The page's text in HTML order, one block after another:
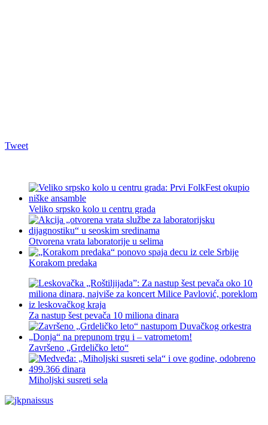
Tweet
Veliko srpsko kolo u centru grada
Otvorena vrata laboratorije u selima
Korakom predaka
Za nastup šest pevača 10 miliona dinara
Završeno „Grdeličko leto“
Miholjski susreti sela